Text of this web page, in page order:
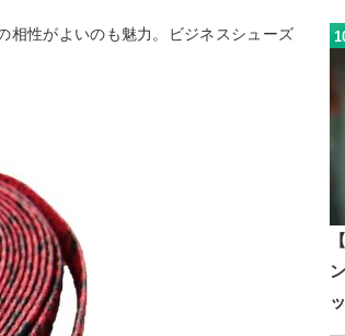
相性がよいのも魅力。ビジネスシューズ